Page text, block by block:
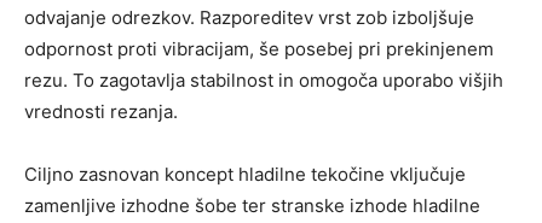
odvajanje odrezkov. Razporeditev vrst zob izboljšuje
odpornost proti vibracijam, še posebej pri prekinjenem
rezu. To zagotavlja stabilnost in omogoča uporabo višjih
vrednosti rezanja.
Ciljno zasnovan koncept hladilne tekočine vključuje
zamenljive izhodne šobe ter stranske izhode hladilne